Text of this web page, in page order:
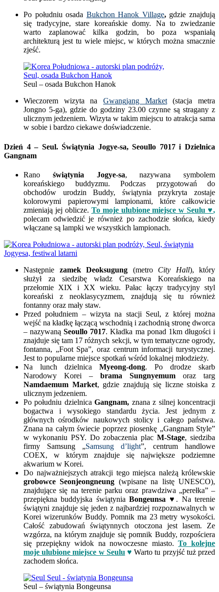
Po południu osada Bukchon Hanok Village, gdzie znajdują
się tradycyjne, stare koreańskie domy. Na to zwiedzanie
warto zaplanować kilka godzin, bo poza wspaniałą
architekturą jest tu wiele miejsc, w których można smacznie
zjeść.
Seul – osada Bukchon Hanok
Wieczorem wizyta na Gwangjang Market
(stacja metra
Jongno 5-ga), gdzie do godziny 23.00 czynne są stragany z
ulicznym jedzeniem. Wizyta w takim miejscu to atrakcja sama
w sobie i bardzo ciekawe doświadczenie.
Dzień 4 – Seul. Świątynia Jogye-sa,Seoullo 7017 iDzielnica
Gangnam
Rano świątynia Jogye-sa, nazywana symbolem
koreańskiego buddyzmu. Podczas przygotowań do
obchodów urodzin Buddy, świątynia przykryta zostaje
kolorowymi papierowymi lampionami, które całkowicie
zmieniają jej oblicze. To moje ulubione miejsce w Seulu ♥,
polecam odwiedzić je również po zachodzie słońca, kiedy
włączane są lampki we wszystkich lampionach.
Następnie zamek Deoksugung (metro City Hall), który
służył za siedzibę władz Cesarstwa Koreańskiego na
przełomie XIX i XX wieku. Pałac łączy tradycyjny styl
koreański z neoklasycyzmem, znajdują się tu również
fontanny oraz mały staw.
Przed południem – wizyta na stacji Seul, z której można
wejść na kładkę łączącą wschodnią i zachodnią stronę dworca
– nazywanąSeoullo 7017. Kładka ma ponad 1km długości i
znajduje się tam 17 różnych sekcji, w tym tematyczne ogrody,
fontanna, „Foot Spa”, oraz centrum informacji turystycznej.
Jest to popularne miejsce spotkań wśród lokalnej młodzieży.
Na lunch dzielnica Myeong-dong. Po drodze skarb
Narodowy Korei – brama Sungnyemum oraz targ
Namdaemum Market, gdzie znajdują się liczne stoiska z
ulicznym jedzeniem.
Po południu dzielnicaGangnam, znana z silnej koncentracji
bogactwa i wysokiego standardu życia. Jest jednym z
głównych ośrodków naukowych stolicy i całego państwa.
Znana na całym świecie poprzez piosenkę „Gangnam Style”
w wykonaniu PSY. Do zobaczenia plac M-Stage, siedziba
firmy Samsung „Samsung d’light”, centrum handlowe
COEX, w którym znajduje się największe podziemne
akwarium w Korei.
Do najważniejszych atrakcji tego miejsca należą królewskie
grobowce Seonjeongneung (wpisane na listę UNESCO),
znajdujące się na terenie parku oraz prawdziwa „perełka” –
przepiękna buddyjska świątyniaBongeunsa ♥ . Na terenie
świątyni znajduje się jeden z najbardziej rozpoznawalnych w
Korei wizerunków Buddy. Pomnik ma 23 metry wysokości.
Całość zabudowań świątynnych otoczona jest lasem. Ze
wzgórza, na którym znajduje się pomnik Buddy, rozpościera
się przepiękny widok na nowoczesne miasto.To kolejne
moje ulubione miejsce w Seulu ♥ Warto tu przyjść tuż przed
zachodem słońca.
Seul – świątynia Bongeunsa